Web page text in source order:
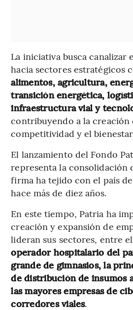
La iniciativa busca canalizar
hacia sectores estratégicos
alimentos, agricultura,
transición energética,
infraestructura vial y
contribuyendo a la creación
competitividad y el
El lanzamiento del Fondo
representa la consolidación
firma ha tejido con el país
hace más de diez años.
En este tiempo, Patria ha
creación y expansión de
lideran sus sectores, entre
operador hospitalario del
grande de gimnasios, la
de distribución de insumos
las mayores empresas de
corredores viales.